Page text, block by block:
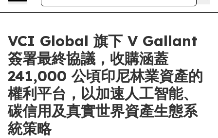
VCI Global 旗下 V Gallant
簽署最終協議，收購涵蓋
241,000 公頃印尼林業資產的
權利平台，以加速人工智能、
碳信用及真實世界資產生態系
統策略